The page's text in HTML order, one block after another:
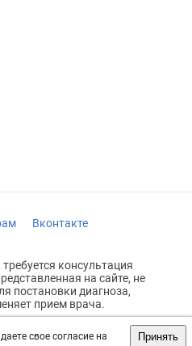
свое согласие на
Принять
Вконтакте
консультация
на сайте, не
постановки диагноза,
прием врача.